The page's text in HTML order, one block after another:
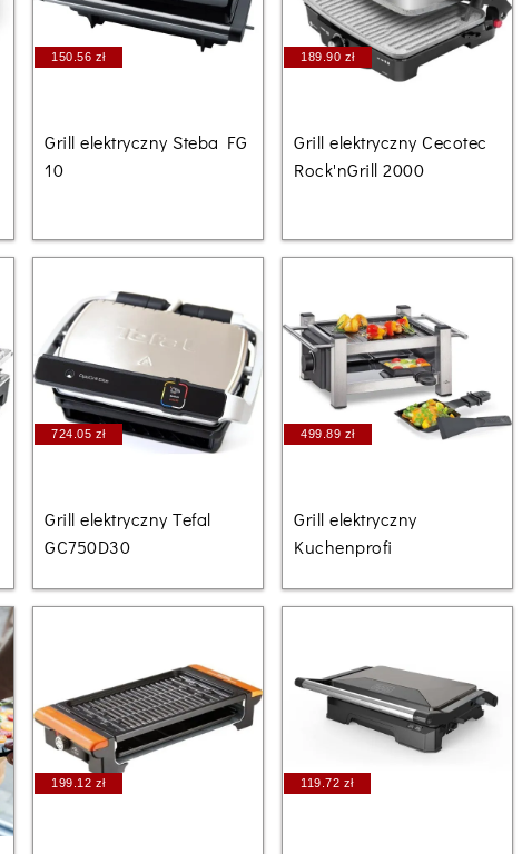
150.56 zł
Grill elektryczny Steba FG
10
189.90 zł
Grill elektryczny Cecotec
Rock'nGrill 2000
724.05 zł
Grill elektryczny Tefal
GC750D30
499.89 zł
Grill elektryczny
Kuchenprofi
199.12 zł 119.72 zł